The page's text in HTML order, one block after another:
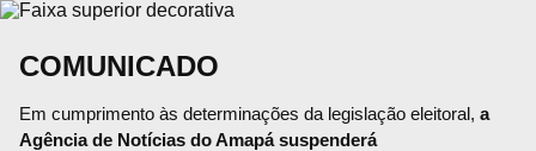
COMUNICADO
Em cumprimento às determinações da legislação eleitoral, a
Agência de Notícias do Amapá suspenderá